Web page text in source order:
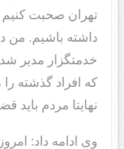
تهران صحبت کنیم
داشته باشیم. من
خدمتگزار مدیر
که افراد گذشته
نهایتا مردم باید
وی ادامه داد: